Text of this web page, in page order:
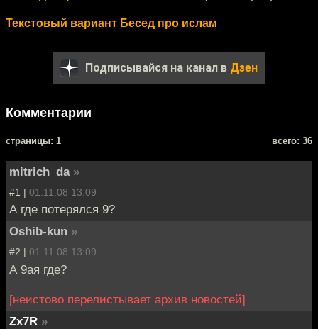
Текстовый вариант Бесед про ислам
Подписывайся на канал в Дзен
Комментарии
cтраницы: 1 всего: 36
mitrich_da »
#1 | 01.11.08 13:09
А где потерялся 9?
Oshib-kun »
#2 | 01.11.08 13:09
А 9ая где?
[неистово перелистывает архив новостей]
Zx7R »